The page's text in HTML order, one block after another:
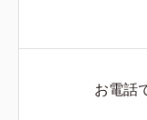
お電話